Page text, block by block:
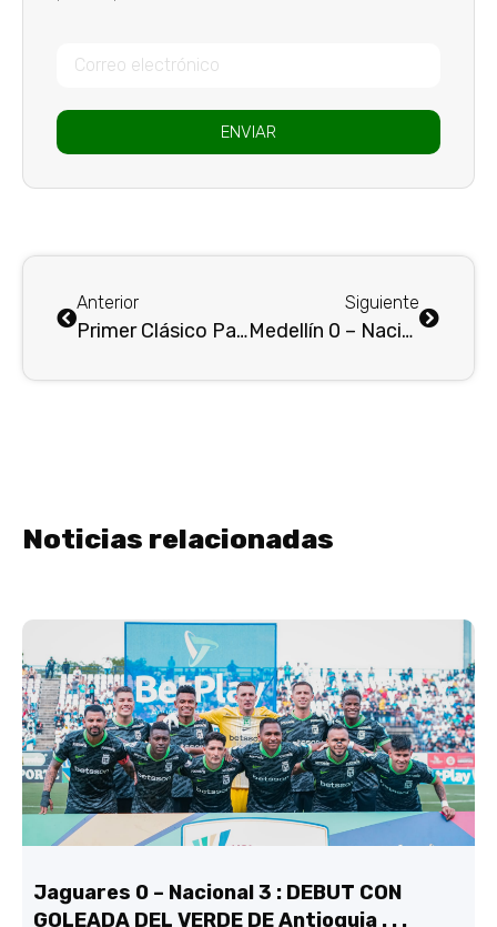
ENVIAR
Anterior
Primer Clásico Paisa en finales de Liga…
Siguiente
Medellín 0 – Nacional 0 : En tablas el clásico paisa por Liga…
Noticias relacionadas
Jaguares 0 – Nacional 3 : DEBUT CON
GOLEADA DEL VERDE DE Antioquia . . .